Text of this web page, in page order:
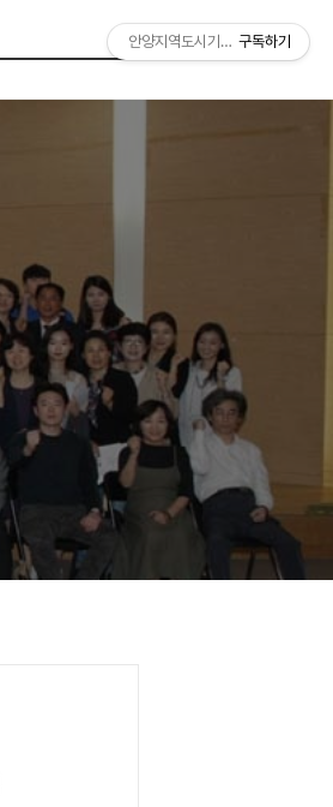
안양지역도시기록연구소
구독하기